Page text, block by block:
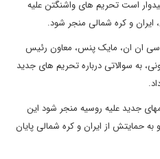
است تحریم های واشنگتن علیه
ایران و کره شمالی منجر شود.
سی ان ان، مایک پنس، معاون رئیس
به سوالاتی درباره تحریم های جدید
جدید علیه روسیه منجر شود این
به حمایتش از ایران و کره شمالی پایان